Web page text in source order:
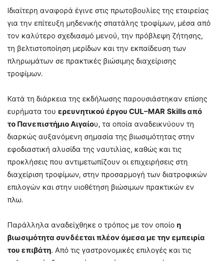
Ιδιαίτερη αναφορά έγινε στις πρωτοβουλίες της εταιρείας
για την επίτευξη μηδενικής σπατάλης τροφίμων, μέσα από
τον καλύτερο σχεδιασμό μενού, την πρόβλεψη ζήτησης,
τη βελτιστοποίηση μερίδων και την εκπαίδευση των
πληρωμάτων σε πρακτικές βιώσιμης διαχείρισης
τροφίμων.
Κατά τη διάρκεια της εκδήλωσης παρουσιάστηκαν επίσης
ευρήματα του ερευνητικού έργου CUL–MAR Skillsαπό
το Πανεπιστήμιο Αιγαίου, τα οποία αναδεικνύουν τη
διαρκώς αυξανόμενη σημασία της βιωσιμότητας στην
εφοδιαστική αλυσίδα της ναυτιλίας, καθώς και τις
προκλήσεις που αντιμετωπίζουν οι επιχειρήσεις στη
διαχείριση τροφίμων, στην προσαρμογή των διατροφικών
επιλογών και στην υιοθέτηση βιώσιμων πρακτικών εν
πλω.
Παράλληλα αναδείχθηκε ο τρόπος με τον οποίο η
βιωσιμότητα συνδέεται πλέον άμεσα με την εμπειρία
του επιβάτη. Από τις γαστρονομικές επιλογές και τις